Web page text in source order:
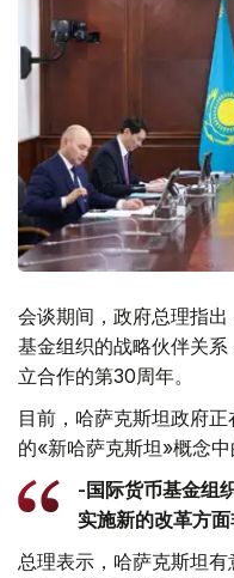
会谈期间，政府总理指
基金组织的战略伙伴关
立合作的第30周年。
目前，哈萨克斯坦政府
的«新哈萨克斯坦»概念
-国际货币基金组
实施新的改革方面
总理表示，哈萨克斯坦